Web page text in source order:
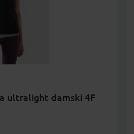
ultralight damski 4F